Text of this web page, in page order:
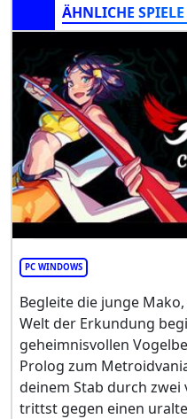
ÄHNLICHE
PC WINDOWS
Begleite die junge
Welt der Erkundung
geheimnisvollen
Prolog zum
deinem Stab durch zwei
trittst gegen einen